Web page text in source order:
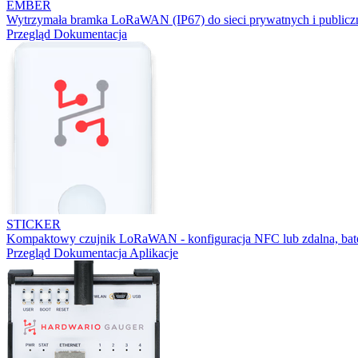
EMBER
Wytrzymała bramka LoRaWAN (IP67) do sieci prywatnych i
Przegląd Dokumentacja
STICKER
Kompaktowy czujnik LoRaWAN - konfiguracja NFC lub zdalna,
Przegląd Dokumentacja Aplikacje